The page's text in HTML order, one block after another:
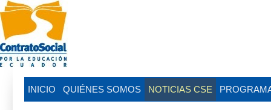
INICIO QUIÉNES SOMOS NOTICIAS CSE